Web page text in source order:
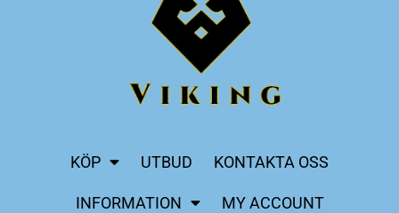
KÖP UTBUD KONTAKTA OSS
INFORMATION MY ACCOUNT